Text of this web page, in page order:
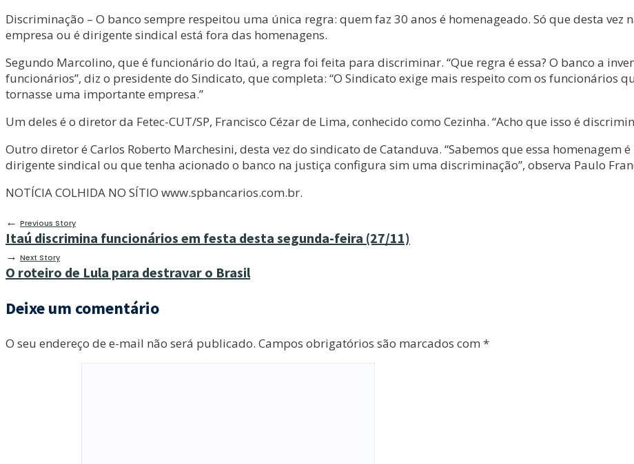
Discriminação – O banco sempre respeitou uma única regra: quem faz 30 anos é homenageado. Só que desta vez
empresa ou é dirigente sindical está fora das homenagens.
Segundo Marcolino, que é funcionário do Itaú, a regra foi feita para discriminar. “Que regra é essa? O banco a
funcionários”, diz o presidente do Sindicato, que completa: “O Sindicato exige mais respeito com os funcionários
tornasse uma importante empresa.”
Um deles é o diretor da Fetec-CUT/SP, Francisco Cézar de Lima, conhecido como Cezinha. “Acho que isso é
Outro diretor é Carlos Roberto Marchesini, desta vez do sindicato de Catanduva. “Sabemos que essa
dirigente sindical ou que tenha acionado o banco na justiça configura sim uma discriminação”, observa Paulo
NOTÍCIA COLHIDA NO SÍTIO www.spbancarios.com.br.
← Previous Story
Itaú discrimina funcionários em festa desta segunda-feira (27/11)
→ Next Story
O roteiro de Lula para destravar o Brasil
Deixe um comentário
O seu endereço de e-mail não será publicado. Campos obrigatórios são marcados com *